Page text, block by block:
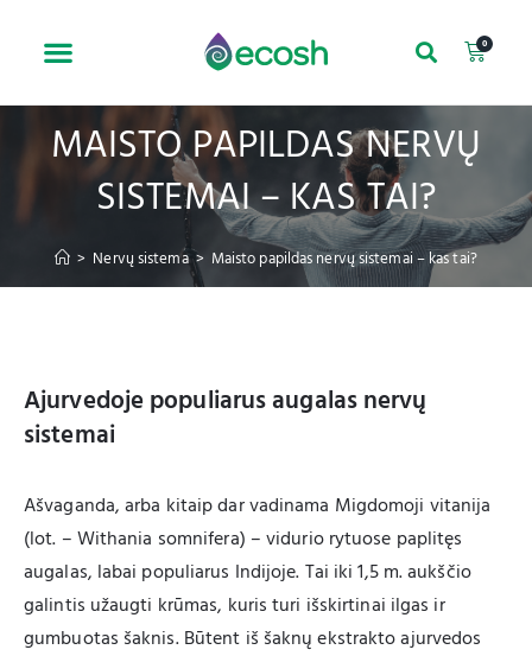
0
MAISTO PAPILDAS NERVŲ
SISTEMAI – KAS TAI?
> Nervų sistema > Maisto papildas nervų sistemai – kas tai?
Ajurvedoje populiarus augalas nervų
sistemai
Ašvaganda, arba kitaip dar vadinama Migdomoji vitanija
(lot. – Withania somnifera) – vidurio rytuose paplitęs
augalas, labai populiarus Indijoje. Tai iki 1,5 m. aukščio
galintis užaugti krūmas, kuris turi išskirtinai ilgas ir
gumbuotas šaknis. Būtent iš šaknų ekstrakto ajurvedos